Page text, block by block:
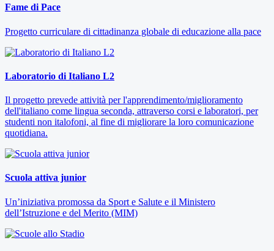
Fame di Pace
Progetto curriculare di cittadinanza globale di educazione alla pace
Laboratorio di Italiano L2
Il progetto prevede attività per l'apprendimento/miglioramento
dell'italiano come lingua seconda, attraverso corsi e laboratori, per
studenti non italofoni, al fine di migliorare la loro comunicazione
quotidiana.
Scuola attiva junior
Un’iniziativa promossa da Sport e Salute e il Ministero
dell’Istruzione e del Merito (MIM)